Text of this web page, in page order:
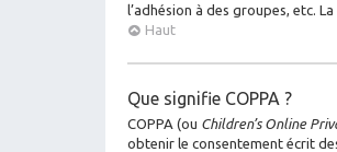
l’adhésion à des groupes, etc.
Haut
Que signifie COPPA ?
COPPA (ou Children’s Online
obtenir le consentement écrit